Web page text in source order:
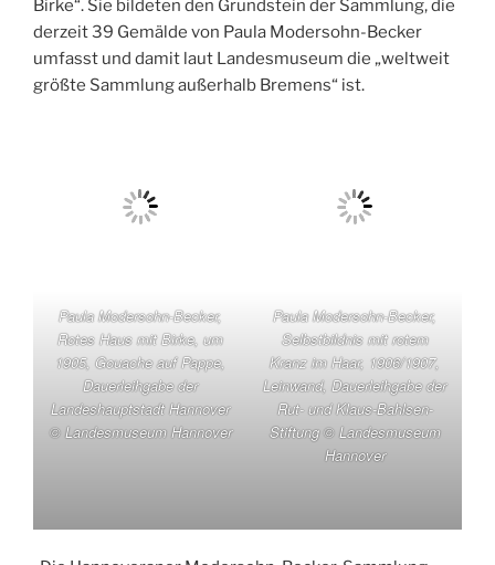
Birke“. Sie bildeten den Grundstein der Sammlung, die
derzeit 39 Gemälde von Paula Modersohn-Becker
umfasst und damit laut Landesmuseum die „weltweit
größte Sammlung außerhalb Bremens“ ist.
Paula Modersohn-Becker,
Rotes Haus mit Birke, um
1905, Gouache auf Pappe,
Dauerleihgabe der
Landeshauptstadt Hannover
© Landesmuseum Hannover
Paula Modersohn-Becker,
Selbstbildnis mit rotem
Kranz im Haar, 1906/1907,
Leinwand, Dauerleihgabe der
Rut- und Klaus-Bahlsen-
Stiftung © Landesmuseum
Hannover